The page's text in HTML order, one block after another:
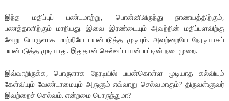
இந்த மதிப்புப் பண்டமாற்று, பொன்னிலிருந்து நாணயத்திற்கும்,
பணத்தாளிற்கும் மாறியது. இவை இரண்டையும் அவற்றின் மதிப்பளவிற்கு
வேறு பொருளாக மாற்றியே பயன்படுத்த முடியும். அவற்றையே நேரடியாகப்
பயன்படுத்த முடியாது. இதுதான் செல்வப் பயன்பாட்டின் நடைமுறை.
இவ்வாறிருக்க, பொருளாக நேரடியில் பயன்கொள்ள முடியாத கல்வியும்
கேள்வியும் வேண்டாமையும் அருளும் எவ்வாறு செல்வமாகும்? திருவள்ளுவர்
இவற்றைச் செல்வம். என்றமை பொருந்துமா?